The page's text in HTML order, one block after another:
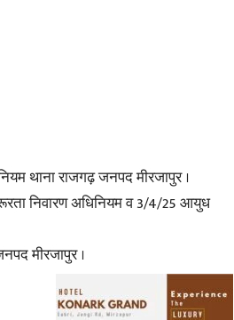
थाना राजगढ़ जनपद मीरजापुर ।
निवारण अधिनियम व 3/4/25 आयुध
मीरजापुर ।